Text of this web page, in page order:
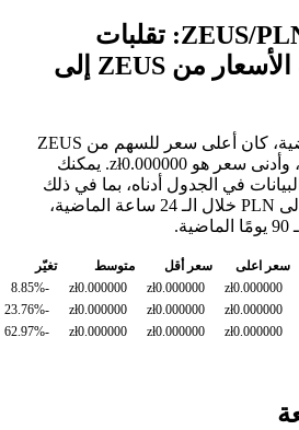
بيانات التحويل ZEUS/PLN: تقلبات
القيمة وتغييرات الأسعار من ZEUS إلى
خلال الأيام السبعة الماضية، كان أعلى سعر للسهم من ZEUS
إلى PLN هو zł0.000000، وأدنى سعر هو zł0.000000. يمكنك
في الجدول أدناه، بما في ذلك
سعر السهم من ZEUS إلى PLN خلال الـ 24 ساعة الماضية،
سعر اعلى سعر أقل متوسط
تغيّر
zł0.000000
zł0.000000
zł0.000000
-8.85%
zł0.000000
zł0.000000
zł0.000000
-23.76%
zł0.000000
zł0.000000
zł0.000000
-62.97%